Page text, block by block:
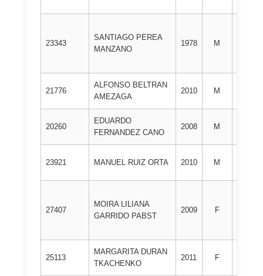
23343
SANTIAGO PEREA
MANZANO
1978 M
21776
ALFONSO BELTRAN
AMEZAGA
2010 M
20260
EDUARDO
FERNANDEZ CANO
2008 M
23921 MANUEL RUIZ ORTA 2010 M
27407
MOIRA LILIANA
GARRIDO PABST
2009 F
25113
MARGARITA DURAN
TKACHENKO
2011 F